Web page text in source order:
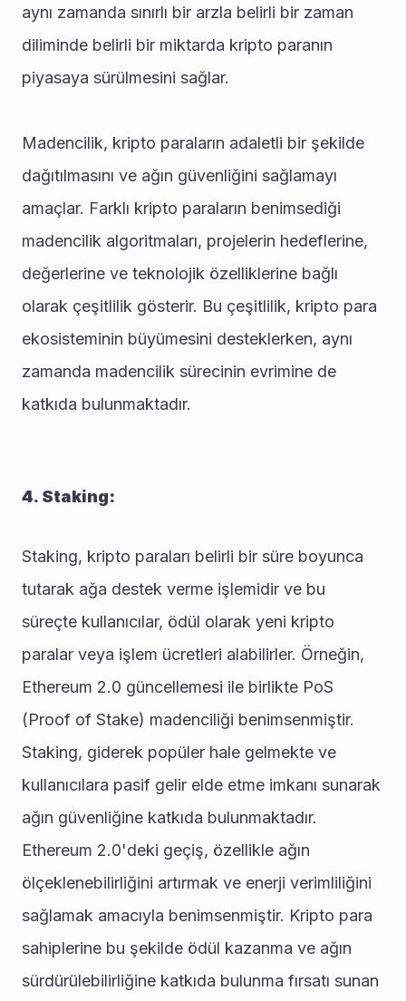
aynı zamanda sınırlı bir arzla belirli bir zaman
diliminde belirli bir miktarda kripto paranın
piyasaya sürülmesini sağlar.
Madencilik, kripto paraların adaletli bir şekilde
dağıtılmasını ve ağın güvenliğini sağlamayı
amaçlar. Farklı kripto paraların benimsediği
madencilik algoritmaları, projelerin hedeflerine,
değerlerine ve teknolojik özelliklerine bağlı
olarak çeşitlilik gösterir. Bu çeşitlilik, kripto para
ekosisteminin büyümesini desteklerken, aynı
zamanda madencilik sürecinin evrimine de
katkıda bulunmaktadır.
4. Staking:
Staking, kripto paraları belirli bir süre boyunca
tutarak ağa destek verme işlemidir ve bu
süreçte kullanıcılar, ödül olarak yeni kripto
paralar veya işlem ücretleri alabilirler. Örneğin,
Ethereum 2.0 güncellemesi ile birlikte PoS
(Proof of Stake) madenciliği benimsenmiştir.
Staking, giderek popüler hale gelmekte ve
kullanıcılara pasif gelir elde etme imkanı sunarak
ağın güvenliğine katkıda bulunmaktadır.
Ethereum 2.0'deki geçiş, özellikle ağın
ölçeklenebilirliğini artırmak ve enerji verimliliğini
sağlamak amacıyla benimsenmiştir. Kripto para
sahiplerine bu şekilde ödül kazanma ve ağın
sürdürülebilirliğine katkıda bulunma fırsatı sunan